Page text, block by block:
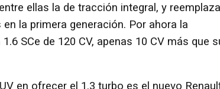
ellas la de tracción integral, y
la primera generación. Por ahora la
SCe de 120 CV, apenas 10 CV más que
en ofrecer el 1.3 turbo es el nuevo